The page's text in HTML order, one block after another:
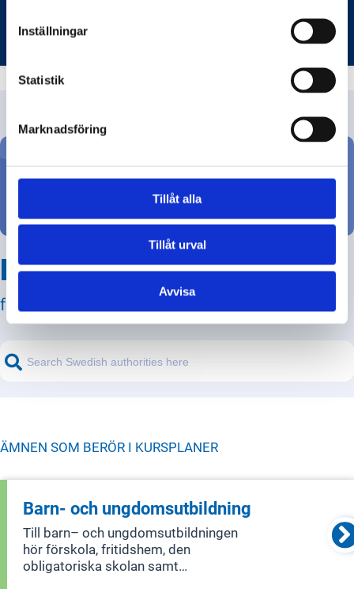
Inställningar
Statistik
Marknadsföring
Tillåt alla
Tillåt urval
Avvisa
Ställ din fråga
Hitta svar på din fråga
från svenska myndigheter!
ÄMNEN SOM BERÖR I KURSPLANER
Barn- och ungdomsutbildning
Till barn– och ungdomsutbildningen
hör förskola, fritidshem, den
obligatoriska skolan samt